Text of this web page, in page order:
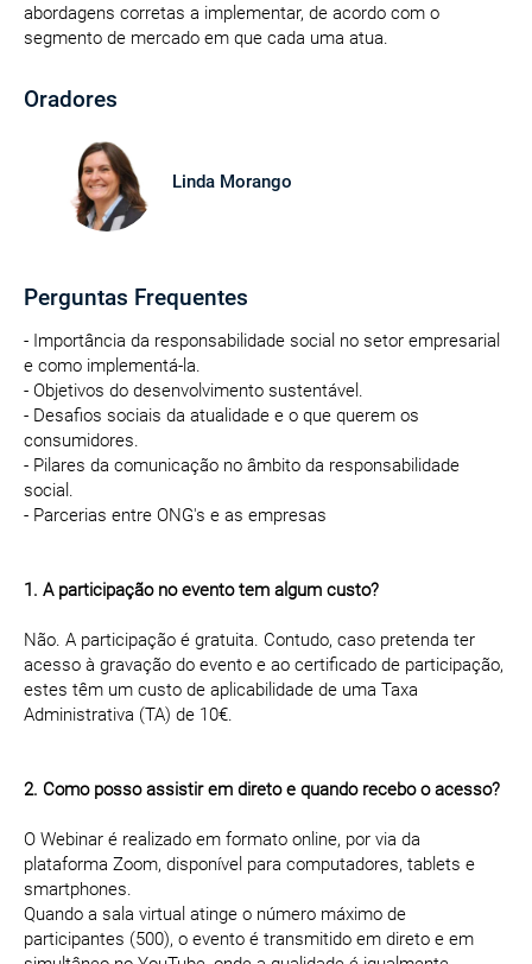
abordagens corretas a implementar, de acordo com o
segmento de mercado em que cada uma atua.
Oradores
Linda Morango
Perguntas Frequentes
- Importância da responsabilidade social no setor empresarial
e como implementá-la.
- Objetivos do desenvolvimento sustentável.
- Desafios sociais da atualidade e o que querem os
consumidores.
- Pilares da comunicação no âmbito da responsabilidade
social.
- Parcerias entre ONG's e as empresas
1. A participação no evento tem algum custo?
Não. A participação é gratuita. Contudo, caso pretenda ter
acesso à gravação do evento e ao certificado de participação,
estes têm um custo de aplicabilidade de uma Taxa
Administrativa (TA) de 10€.
2. Como posso assistir em direto e quando recebo o acesso?
O Webinar é realizado em formato online, por via da
plataforma Zoom, disponível para computadores, tablets e
smartphones.
Quando a sala virtual atinge o número máximo de
participantes (500), o evento é transmitido em direto e em